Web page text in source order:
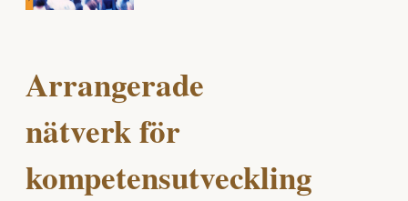
Arrangerade
nätverk för
kompetensutveckling